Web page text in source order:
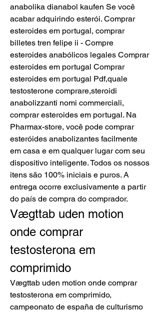
anabolika dianabol kaufen Se você
acabar adquirindo esterói. Comprar
esteroides em portugal, comprar
billetes tren felipe ii - Compre
esteroides anabólicos legales Comprar
esteroides em portugal Comprar
esteroides em portugal Pdf,quale
testosterone comprare,steroidi
anabolizzanti nomi commerciali,
comprar esteroides em portugal. Na
Pharmax-store, você pode comprar
esteróides anabolizantes facilmente
em casa e em qualquer lugar com seu
dispositivo inteligente. Todos os nossos
itens são 100% iniciais e puros. A
entrega ocorre exclusivamente a partir
do país de compra do comprador.
Vægttab uden motion
onde comprar
testosterona em
comprimido
Vægttab uden motion onde comprar
testosterona em comprimido,
campeonato de españa de culturismo